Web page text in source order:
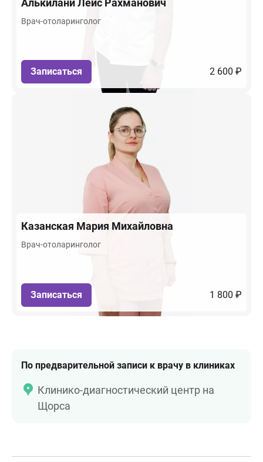
АлькиланиЛейс Рахманович
Врач-отоларинголог
Записаться 2 600 ₽
Казанская Мария Михайловна
Врач-отоларинголог
Записаться 1 800 ₽
По предварительной записи к врачу в клиниках
Клинико-диагностический центр на
Щорса